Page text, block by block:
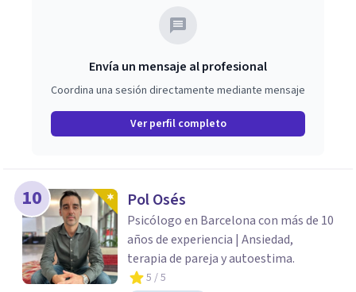
Envía un mensaje al profesional
Coordina una sesión directamente mediante mensaje
Ver perfil completo
10 Pol Osés
Psicólogo en Barcelona con más de 10
años de experiencia | Ansiedad,
terapia de pareja y autoestima.
5 / 5